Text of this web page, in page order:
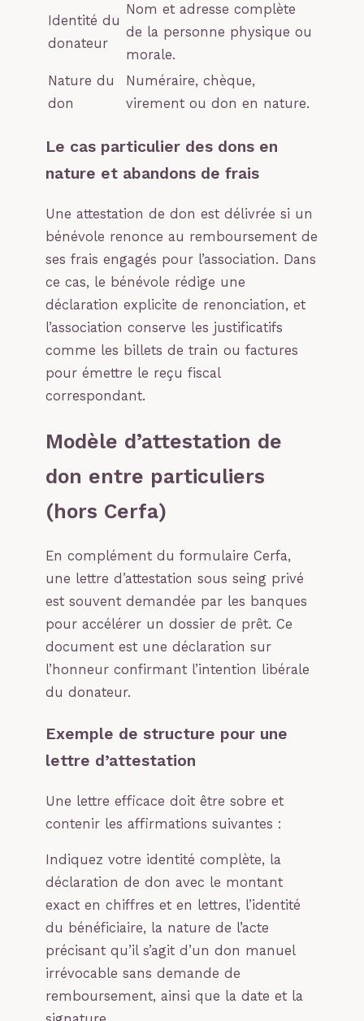
Identité du
donateur
Nom et adresse complète
de la personne physique ou
morale.
Nature du
don
Numéraire, chèque,
virement ou don en nature.
Le cas particulier des dons en
nature et abandons de frais
Une attestation de don est délivrée si un
bénévole renonce au remboursement de
ses frais engagés pour l’association. Dans
ce cas, le bénévole rédige une
déclaration explicite de renonciation, et
l’association conserve les justificatifs
comme les billets de train ou factures
pour émettre le reçu fiscal
correspondant.
Modèle d’attestation de
don entre particuliers
(hors Cerfa)
En complément du formulaire Cerfa,
une lettre d’attestation sous seing privé
est souvent demandée par les banques
pour accélérer un dossier de prêt. Ce
document est une déclaration sur
l’honneur confirmant l’intention libérale
du donateur.
Exemple de structure pour une
lettre d’attestation
Une lettre efficace doit être sobre et
contenir les affirmations suivantes :
Indiquez votre identité complète, la
déclaration de don avec le montant
exact en chiffres et en lettres, l’identité
du bénéficiaire, la nature de l’acte
précisant qu’il s’agit d’un don manuel
irrévocable sans demande de
remboursement, ainsi que la date et la